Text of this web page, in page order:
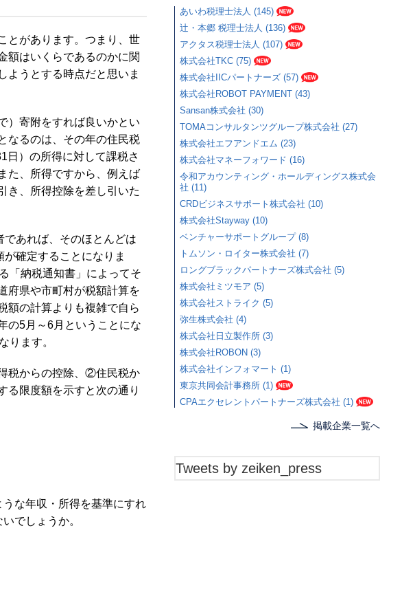
とがあります。つまり、世
額はいくらであるのかに関
ようとする時点だと思いま
）寄附をすれば良いかとい
なるのは、その年の住民税
日）の所得に対して課税さ
た、所得ですから、例えば
き、所得控除を差し引いた
あれば、そのほとんどは
確定することになりま
「納税通知書」によってそ
府県や市町村が税額計算を
額の計算よりも複雑で自ら
の5月～6月ということにな
ります。
税からの控除、②住民税か
る限度額を示すと次の通り
な年収・所得を基準にすれ
でしょうか。
あいわ税理士法人 (145)
辻・本郷 税理士法人 (136)
アクタス税理士法人 (107)
株式会社TKC (75)
株式会社IICパートナーズ (57)
株式会社ROBOT PAYMENT (43)
Sansan株式会社 (30)
TOMAコンサルタンツグループ株式会社 (27)
株式会社エフアンドエム (23)
株式会社マネーフォワード (16)
令和アカウンティング・ホールディングス株式会
社 (11)
CRDビジネスサポート株式会社 (10)
株式会社Stayway (10)
ベンチャーサポートグループ (8)
トムソン・ロイター株式会社 (7)
ロングブラックパートナーズ株式会社 (5)
株式会社ミツモア (5)
株式会社ストライク (5)
弥生株式会社 (4)
株式会社日立製作所 (3)
株式会社ROBON (3)
株式会社インフォマート (1)
東京共同会計事務所 (1)
CPAエクセレントパートナーズ株式会社 (1)
掲載企業一覧へ
Tweets by zeiken_press